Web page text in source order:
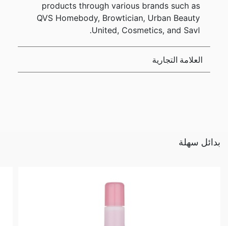
products through various brands such as
QVS Homebody, Browtician, Urban Beauty
United, Cosmetics, and Savl.
العلامة التجارية
بدائل سهلة